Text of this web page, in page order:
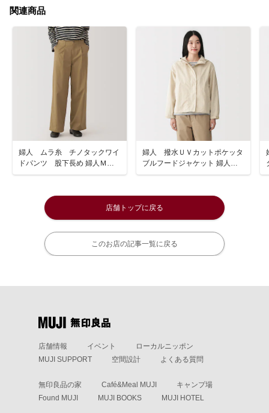
関連商品
婦人 ムラ糸 チノタックワイ
ドパンツ 股下長め 婦人Ｍ・
ダークベージュ
婦人 撥水ＵＶカットポケッタ
ブルフードジャケット 婦人
Ｍ・アイボリー
店舗トップに戻る
このお店の記事一覧に戻る
店舗情報 イベント
ローカルニッポン
MUJI SUPPORT
空間設計 よくある質問
無印良品の家 Café&Meal MUJI
キャンプ場
Found MUJI
MUJI BOOKS MUJI HOTEL